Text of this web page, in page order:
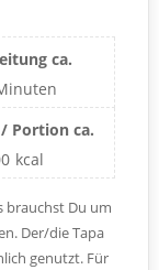
ca.
Portion ca.
kcal
brauchst Du um
Der/die Tapa
genutzt. Für